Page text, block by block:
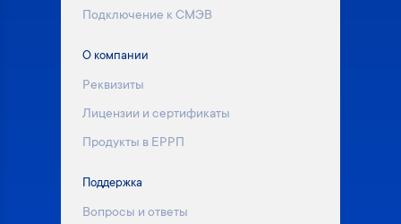
Подключение к СМЭВ
О компании
Реквизиты
Лицензии и сертификаты
Продукты в ЕРРП
Поддержка
Вопросы и ответы